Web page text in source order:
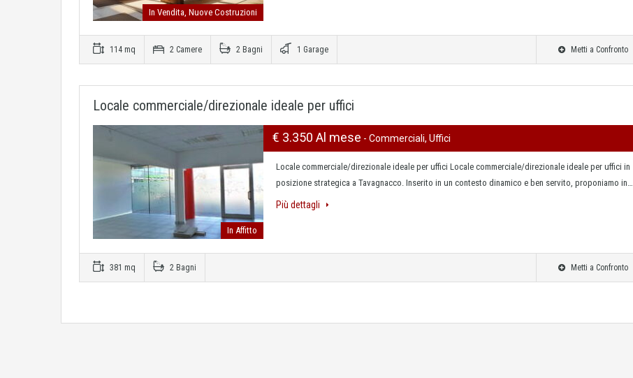
In Vendita, Nuove Costruzioni
114 mq 2 Camere 2 Bagni 1 Garage Metti a Confronto
Locale commerciale/direzionale ideale per uffici
In Affitto
€ 3.350 Al mese - Commerciali, Uffici
Locale commerciale/direzionale ideale per uffici Locale commerciale/direzionale ideale per uffici in
posizione strategica a Tavagnacco. Inserito in un contesto dinamico e ben servito, proponiamo in…
Più dettagli
381 mq 2 Bagni Metti a Confronto